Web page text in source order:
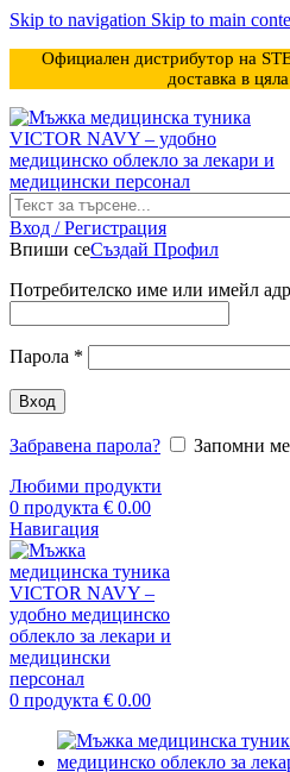
Skip to navigation Skip to main
Официален дистрибутор на
доставка в
Вход / Регистрация
Впиши сеСъздай Профил
Потребителско име или имейл
Парола *
Вход
Забравена парола?
Запомни ме
Любими продукти
0 продукта € 0.00
Навигация
0 продукта € 0.00